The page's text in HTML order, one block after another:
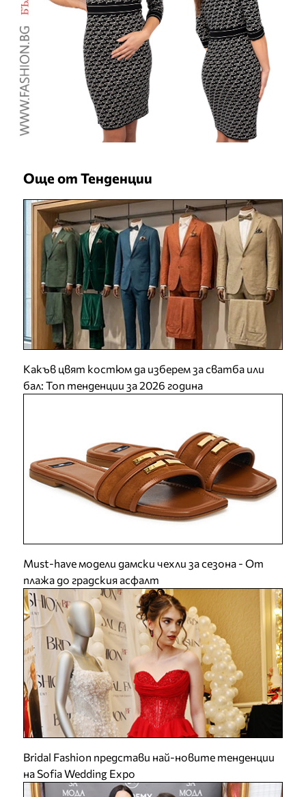
Още от Тенденции
Какъв цвят костюм да изберем за сватба или
бал: Топ тенденции за 2026 година
Must-have модели дамски чехли за сезона - От
плажа до градския асфалт
Bridal Fashion представи най-новите тенденции
на Sofia Wedding Expo